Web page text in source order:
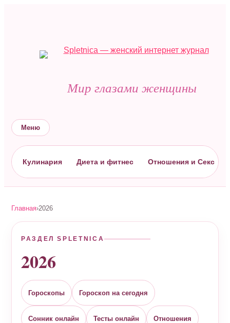
Мир глазами женщины
Меню
Кулинария Диета и фитнес Отношения и Секс
Главная›2026
РАЗДЕЛ SPLETNICA
2026
Гороскопы Гороскоп на сегодня
Сонник онлайн Тесты онлайн Отношения